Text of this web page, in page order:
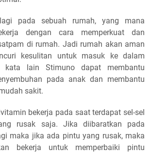
pada sebuah rumah, yang mana
dengan cara memperkuat dan
di rumah. Jadi rumah akan aman
kesulitan untuk masuk ke dalam
kata lain Stimuno dapat membantu
pada anak dan membantu
sakit.
bekerja pada saat terdapat sel-sel
rusak saja. Jika diibaratkan pada
maka jika ada pintu yang rusak, maka
bekerja untuk memperbaiki pintu